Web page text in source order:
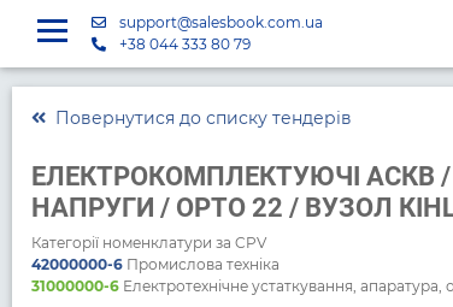
support@salesbook.com.ua
+38 044 333 80 79
Повернутися до списку тендерів
ЕЛЕКТРОКОМПЛЕКТУЮЧІ АСКВ /
НАПРУГИ / OPTO 22 / ВУЗОЛ
Категорії номенклатури за CPV
42000000-6 Промислова техніка
31000000-6 Електротехнічне устаткування,